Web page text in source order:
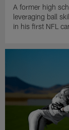
A former high
leveraging ball
in his first NFL